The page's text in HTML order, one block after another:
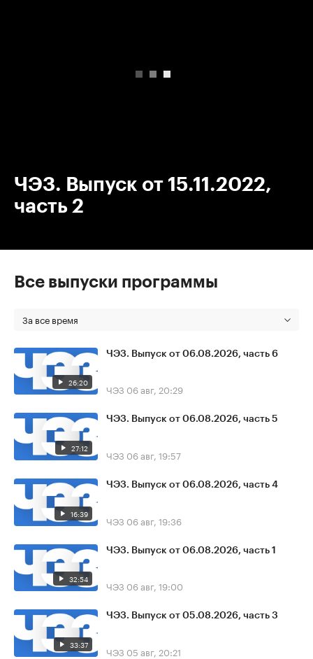
ЧЭЗ. Выпуск от 15.11.2022,
часть 2
Все выпуски программы
За все время
26:20
ЧЭЗ. Выпуск от 06.08.2026, часть 6
ЧЭЗ 06 авг, 20:29
27:12
ЧЭЗ. Выпуск от 06.08.2026, часть 5
ЧЭЗ 06 авг, 19:57
16:39
ЧЭЗ. Выпуск от 06.08.2026, часть 4
ЧЭЗ 06 авг, 19:36
32:54
ЧЭЗ. Выпуск от 06.08.2026, часть 1
ЧЭЗ 06 авг, 19:00
33:37
ЧЭЗ. Выпуск от 05.08.2026, часть 3
ЧЭЗ 05 авг, 20:21